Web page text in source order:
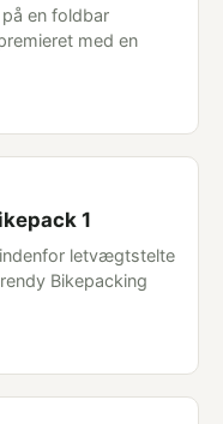
en foldbar
med en
1
letvægtstelte
Bikepacking